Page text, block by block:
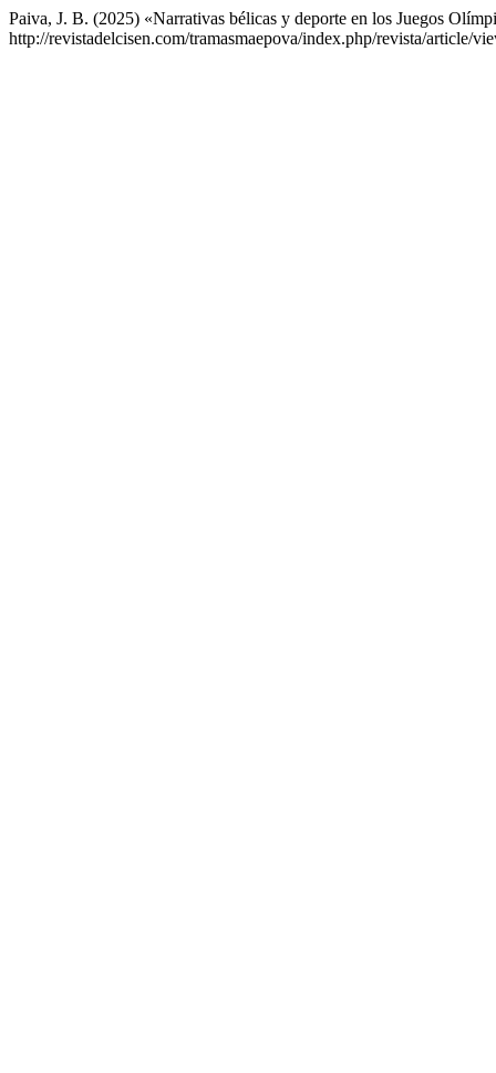
Paiva, J. B. (2025) «Narrativas bélicas y deporte en los Juegos
http://revistadelcisen.com/tramasmaepova/index.php/revista/article/